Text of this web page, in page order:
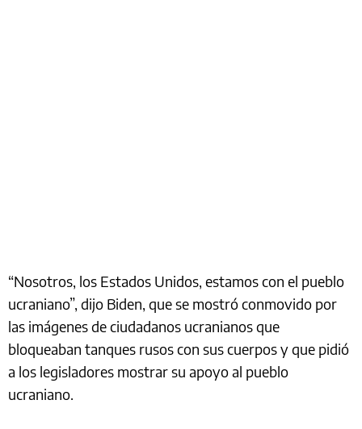
“Nosotros, los Estados Unidos, estamos con el pueblo
ucraniano”, dijo Biden, que se mostró conmovido por
las imágenes de ciudadanos ucranianos que
bloqueaban tanques rusos con sus cuerpos y que pidió
a los legisladores mostrar su apoyo al pueblo
ucraniano.